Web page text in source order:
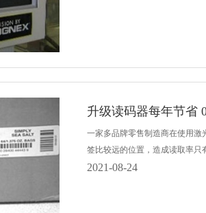
升级读码器每年节省
一家多品牌零售制造商在使用激
签比较远的位置，造成读取率只
2021-08-24